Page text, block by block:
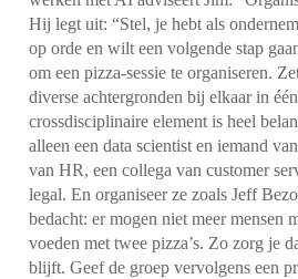
Hij legt uit: “Stel, je hebt als
op orde en wilt een volgende stap
om een pizza-sessie te organiseren.
diverse achtergronden bij elkaar in
crossdisciplinaire element is heel
alleen een data scientist en iemand
van HR, een collega van customer
legal. En organiseer ze zoals Jeff
bedacht: er mogen niet meer mensen
voeden met twee pizza’s. Zo zorg je
blijft. Geef de groep vervolgens een